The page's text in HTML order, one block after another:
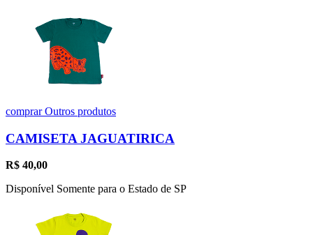
comprarOutros produtos
CAMISETA JAGUATIRICA
R$ 40,00
Disponível Somente para o Estado de SP